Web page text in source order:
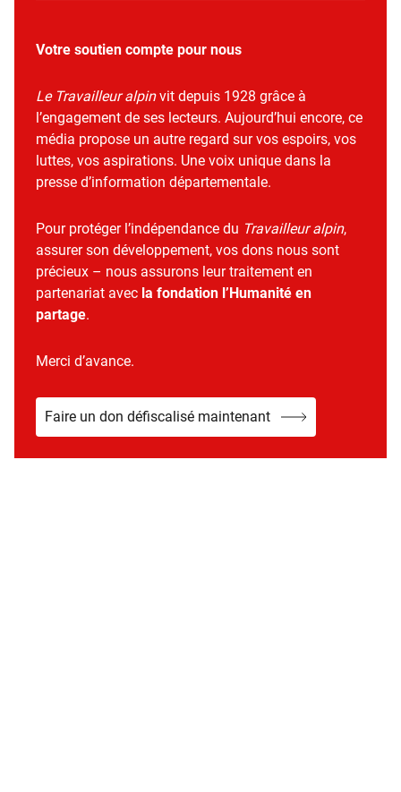
Votre soutien compte pour nous
Le Travailleur alpinvit depuis 1928 grâce à
l’engagement de ses lecteurs. Aujourd’hui encore, ce
média propose un autre regard sur vos espoirs, vos
luttes, vos aspirations. Une voix unique dans la
presse d’information départementale.
Pour protéger l’indépendance du Travailleur alpin,
assurer son développement, vos dons nous sont
précieux – nous assurons leur traitement en
partenariat avec la fondation l’Humanité en
partage.
Merci d’avance.
Faire un don défiscalisé maintenant